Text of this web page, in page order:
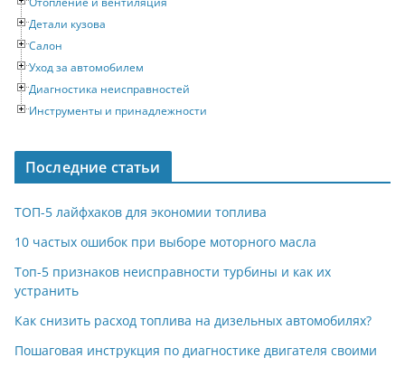
Детали кузова
Салон
Уход за автомобилем
Диагностика неисправностей
Инструменты и принадлежности
Последние статьи
ТОП-5 лайфхаков для экономии топлива
10 частых ошибок при выборе моторного масла
Топ-5 признаков неисправности турбины и как их
устранить
Как снизить расход топлива на дизельных автомобилях?
Пошаговая инструкция по диагностике двигателя своими